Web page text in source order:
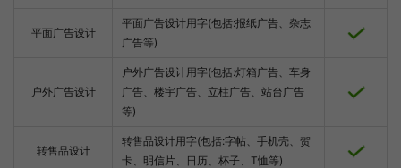
平面广告设计
平面广告设计用字(包括:报纸广告、杂志
广告等)
户外广告设计
户外广告设计用字(包括:灯箱广告、车身
广告、楼宇广告、立柱广告、站台广告
等)
转售品设计
转售品设计用字(包括:字帖、手机壳、贺
卡、明信片、日历、杯子、T恤等)